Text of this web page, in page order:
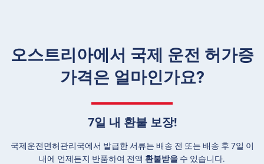
오스트리아에서 국제 운전 허가증
가격은 얼마인가요?
7일 내 환불 보장!
국제운전면허관리국에서 발급한 서류는 배송 전 또는 배송 후 7일 이
내에 언제든지 반품하여 전액 환불받을 수 있습니다.